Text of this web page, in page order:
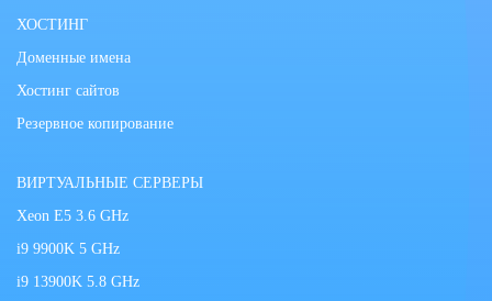
ХОСТИНГ
Доменные имена
Хостинг сайтов
Резервное копирование
ВИРТУАЛЬНЫЕ СЕРВЕРЫ
Xeon E5 3.6 GHz
i9 9900K 5 GHz
i9 13900K 5.8 GHz